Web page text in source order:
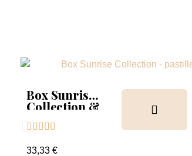
Box Sunrise
Collection &
    
33,33 €